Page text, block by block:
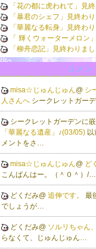
「花の都に虎われて」見
「暴君のシェフ」見終わり
「華麗なる転身」見終わり
「 輝くウォーターメロン
「柳舟恋記」見終わりまし
コメン
misa☆じゅんじゅん@ シ
人さんへ シークレットガー
シークレットガーデンに
「華麗なる遺産」♪(03/05)
メントをさ…
misa☆じゅんじゅん@ ど
こんばんはー。（＾０＾）/…
どくだみ@ 追伸です。 最
でしょうが…
どくだみ@ ソルリちゃん
らなくて、じゅんじゅん…